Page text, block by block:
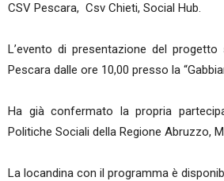
CSV Pescara, Csv Chieti, Social Hub.
L’evento di presentazione del
Pescara dalle ore 10,00 presso la
Ha già confermato la propria
Politiche Sociali della Regione Abruzzo,
La locandina con il programma è